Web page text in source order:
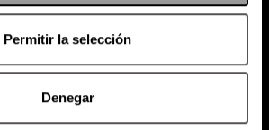
Permitir la selección
Denegar